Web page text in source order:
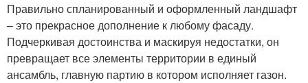
Правильно спланированный и оформленный ландшафт
– это прекрасное дополнение к любому фасаду.
Подчеркивая достоинства и маскируя недостатки, он
превращает все элементы территории в единый
ансамбль, главную партию в котором исполняет газон.